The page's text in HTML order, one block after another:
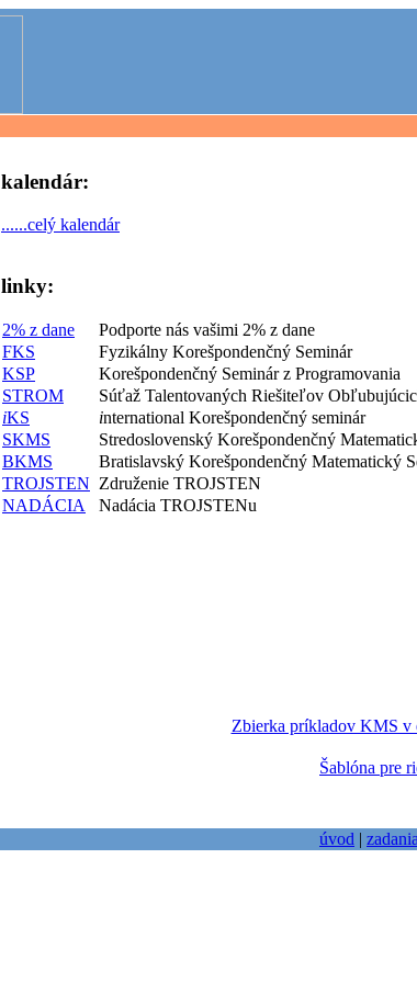
kalendár:
......celý kalendár
linky:
2% z dane
Podporte nás vašimi 2% z dane
FKS
Fyzikálny Korešpondenčný Seminár
KSP
Korešpondenčný Seminár z Programovania
STROM
Súťaž Talentovaných Riešiteľov
iKS international Korešpondenčný seminár
SKMS
Stredoslovenský Korešpondenčný
BKMS
Bratislavský Korešpondenčný Matematický
TROJSTEN Združenie TROJSTEN
NADÁCIA
Nadácia TROJSTENu
Zbierka príkladov KMS v
Šablóna pre
úvod | zadania